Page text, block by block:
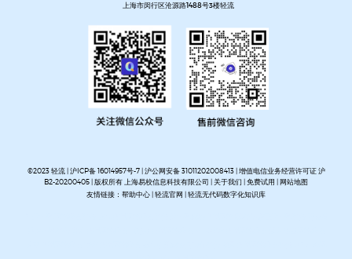
上海市闵行区沧源路1488号3楼轻流
©2023 轻流 | 沪ICP备 16014957号-7| 沪公网安备 31011202008413 | 增值电信业务经营许可证 沪
B2-20200405 | 版权所有 上海易校信息科技有限公司 | 关于我们 免费试用
网站地图
友情链接： 帮助中心 轻流官网 轻流无代码数字化知识库